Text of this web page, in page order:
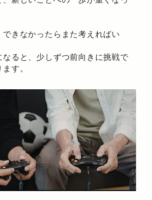
できなかったらまた考えればい
なると、少しずつ前向きに挑戦で
す。